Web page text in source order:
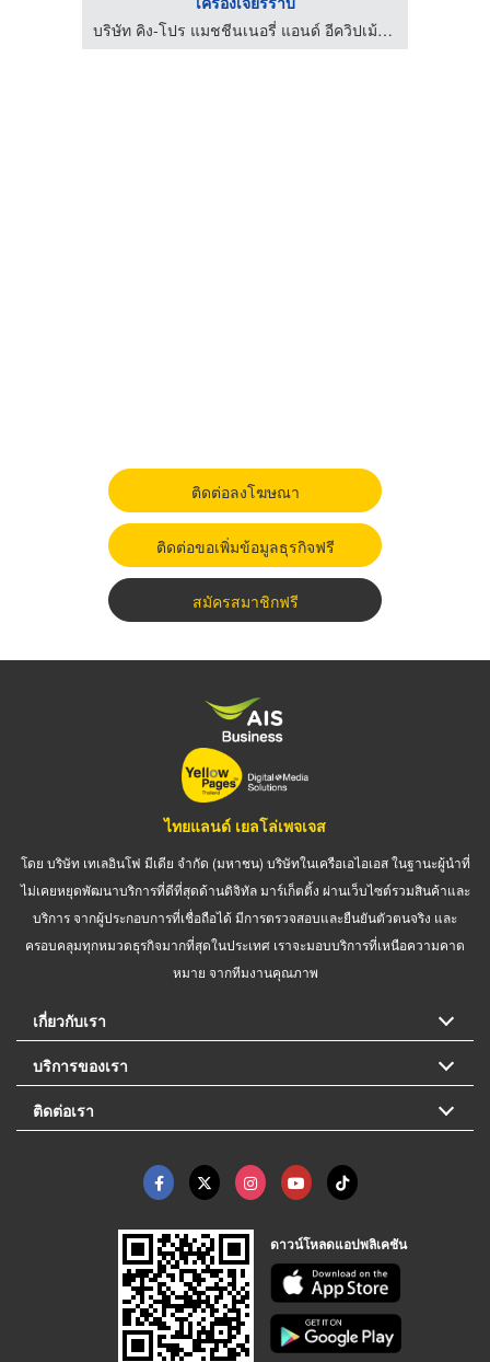
บริษัท คิง-โปร แมชชีนเนอรี่ แอนด์ อีควิปเม้นท์ จำกัด
ติดต่อลงโฆษณา
ติดต่อขอเพิ่มข้อมูลธุรกิจฟรี
สมัครสมาชิกฟรี
ไทยแลนด์ เยลโล่เพจเจส
โดย บริษัท เทเลอินโฟ มีเดีย จำกัด (มหาชน) บริษัทในเครือเอไอเอส ในฐานะผู้นำที่
ไม่เคยหยุดพัฒนาบริการที่ดีที่สุดด้านดิจิทัล มาร์เก็ตติ้ง ผ่านเว็บไซต์รวมสินค้าและ
บริการ จากผู้ประกอบการที่เชื่อถือได้ มีการตรวจสอบและยืนยันตัวตนจริง และ
ครอบคลุมทุกหมวดธุรกิจมากที่สุดในประเทศ เราจะมอบบริการที่เหนือความคาด
หมาย จากทีมงานคุณภาพ
เกี่ยวกับเรา
บริการของเรา
ติดต่อเรา
ดาวน์โหลดแอปพลิเคชัน